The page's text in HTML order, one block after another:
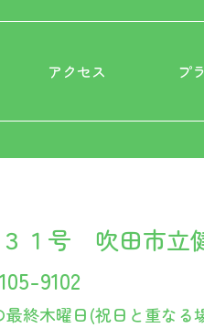
アクセス プ
１号 吹田市立
9102
終木曜日(祝日と重な